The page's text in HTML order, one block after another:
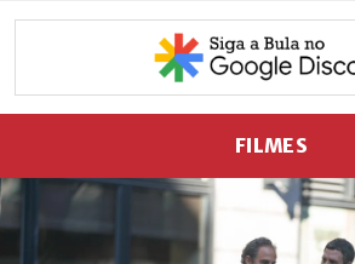
FILMES